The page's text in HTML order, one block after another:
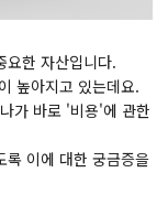
요한 자산입니다.
높아지고 있는데요.
가 바로 '비용'에 관한
록 이에 대한 궁금증을